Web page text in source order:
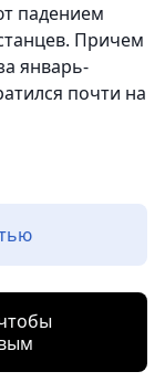
падением
Причем
январь-
почти на